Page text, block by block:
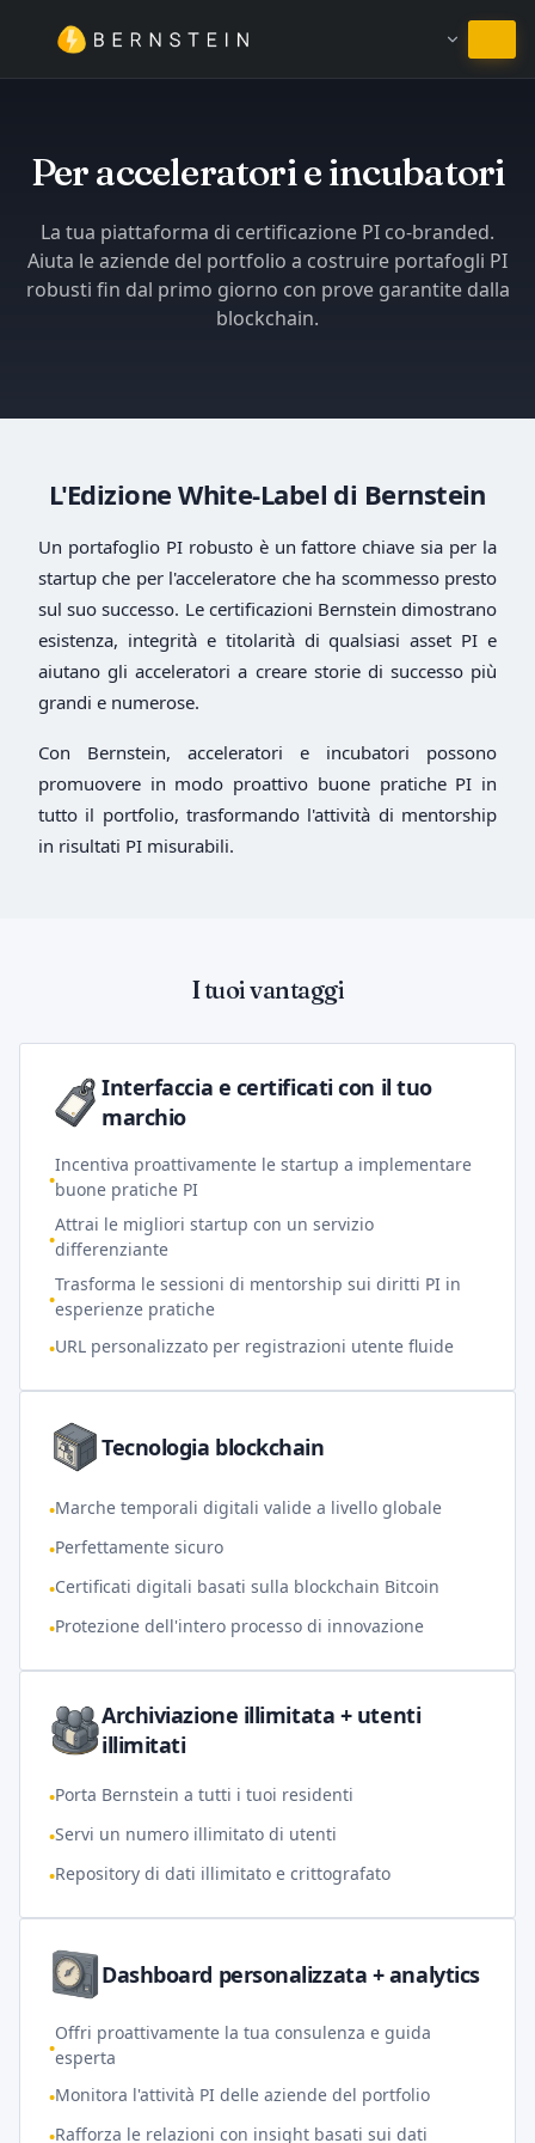
Resta in Italiano
Per acceleratori e incubatori
La tua piattaforma di certificazione PI co-branded.
Aiuta le aziende del portfolio a costruire portafogli PI
robusti fin dal primo giorno con prove garantite dalla
blockchain.
L'Edizione White-Label di Bernstein
Un portafoglio PI robusto è un fattore chiave sia per la
startup che per l'acceleratore che ha scommesso presto
sul suo successo. Le certificazioni Bernstein dimostrano
esistenza, integrità e titolarità di qualsiasi asset PI e
aiutano gli acceleratori a creare storie di successo più
grandi e numerose.
Con Bernstein, acceleratori e incubatori possono
promuovere in modo proattivo buone pratiche PI in
tutto il portfolio, trasformando l'attività di mentorship
in risultati PI misurabili.
I tuoi vantaggi
Interfaccia e certificati con il tuo
marchio
•
Incentiva proattivamente le startup a implementare
buone pratiche PI
•
Attrai le migliori startup con un servizio
differenziante
•
Trasforma le sessioni di mentorship sui diritti PI in
esperienze pratiche
•URL personalizzato per registrazioni utente fluide
Tecnologia blockchain
•Marche temporali digitali valide a livello globale
•Perfettamente sicuro
•Certificati digitali basati sulla blockchain Bitcoin
•Protezione dell'intero processo di innovazione
Archiviazione illimitata + utenti
illimitati
•Porta Bernstein a tutti i tuoi residenti
•Servi un numero illimitato di utenti
•Repository di dati illimitato e crittografato
Dashboard personalizzata + analytics
•
Offri proattivamente la tua consulenza e guida
esperta
•Monitora l'attività PI delle aziende del portfolio
•Rafforza le relazioni con insight basati sui dati